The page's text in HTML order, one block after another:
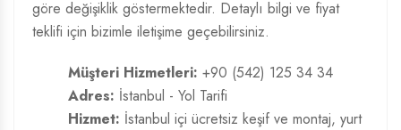
göre değişiklik göstermektedir. Detaylı bilgi ve fiyat
teklifi için bizimle iletişime geçebilirsiniz.
Müşteri Hizmetleri: +90 (542) 125 34 34
Adres: İstanbul - Yol Tarifi
Hizmet: İstanbul içi ücretsiz keşif ve montaj, yurt